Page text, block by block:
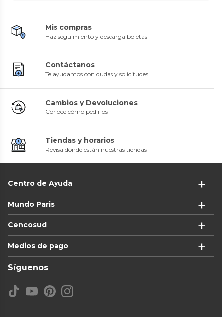
Mis compras
Haz seguimiento y descarga boletas
Contáctanos
Te ayudamos con dudas y solicitudes
Cambios y Devoluciones
Conoce cómo pedirlos
Tiendas y horarios
Revisa dónde están nuestras tiendas
Centro de Ayuda
Mundo Paris
Cencosud
Medios de pago
Síguenos